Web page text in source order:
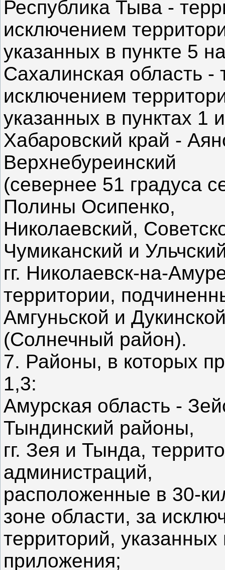
Республика Тыва -
исключением
указанных в пункте 5
Сахалинская область -
исключением
указанных в пунктах 1
Хабаровский край -
Верхнебуреинский
(севернее 51 градуса
Полины Осипенко,
Николаевский,
Чумиканский и
гг. Николаевск-на-
территории,
Амгуньской и
(Солнечный район).
7. Районы, в которых
1,3:
Амурская область -
Тындинский районы,
гг. Зея и Тында,
администраций,
расположенные в 30-
зоне области, за
территорий,
приложения;